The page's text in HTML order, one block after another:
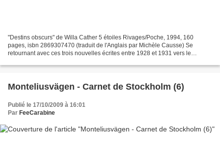
"Destins obscurs" de Willa Cather 5 étoiles Rivages/Poche, 1994, 160
pages, isbn 2869307470 (traduit de l'Anglais par Michèle Causse) Se
retournant avec ces trois nouvelles écrites entre 1928 et 1931 vers le
Monteliusvägen - Carnet de Stockholm (6)
Publié le 17/10/2009 à 16:01
Par FeeCarabine